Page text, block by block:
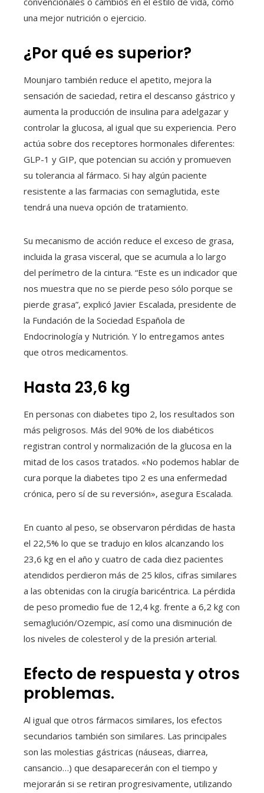
una mejor nutrición o ejercicio.
¿Por qué es superior?
Mounjaro también reduce el apetito, mejora la
sensación de saciedad, retira el descanso gástrico y
aumenta la producción de insulina para adelgazar y
controlar la glucosa, al igual que su experiencia. Pero
actúa sobre dos receptores hormonales diferentes:
GLP-1 y GIP, que potencian su acción y promueven
su tolerancia al fármaco. Si hay algún paciente
resistente a las farmacias con semaglutida, este
tendrá una nueva opción de tratamiento.
Su mecanismo de acción reduce el exceso de grasa,
incluida la grasa visceral, que se acumula a lo largo
del perímetro de la cintura. “Este es un indicador que
nos muestra que no se pierde peso sólo porque se
pierde grasa”, explicó Javier Escalada, presidente de
la Fundación de la Sociedad Española de
Endocrinología y Nutrición. Y lo entregamos antes
que otros medicamentos.
Hasta 23,6 kg
En personas con diabetes tipo 2, los resultados son
más peligrosos. Más del 90% de los diabéticos
registran control y normalización de la glucosa en la
mitad de los casos tratados. «No podemos hablar de
cura porque la diabetes tipo 2 es una enfermedad
crónica, pero sí de su reversión», asegura Escalada.
En cuanto al peso, se observaron pérdidas de hasta
el 22,5% lo que se tradujo en kilos alcanzando los
23,6 kg en el año y cuatro de cada diez pacientes
atendidos perdieron más de 25 kilos, cifras similares
a las obtenidas con la cirugía baricéntrica. La pérdida
de peso promedio fue de 12,4 kg. frente a 6,2 kg con
semaglución/Ozempic, así como una disminución de
los niveles de colesterol y de la presión arterial.
Efecto de respuesta y otros
problemas.
Al igual que otros fármacos similares, los efectos
secundarios también son similares. Las principales
son las molestias gástricas (náuseas, diarrea,
cansancio…) que desaparecerán con el tiempo y
mejorarán si se retiran progresivamente, utilizando